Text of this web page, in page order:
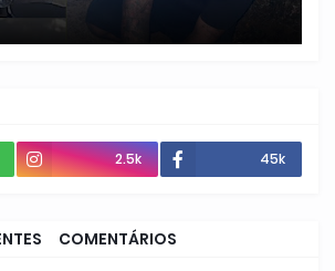
2.5k 45k
COMENTÁRIOS